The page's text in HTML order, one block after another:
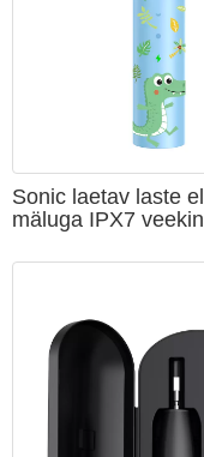
Sonic laetav laste
mäluga IPX7